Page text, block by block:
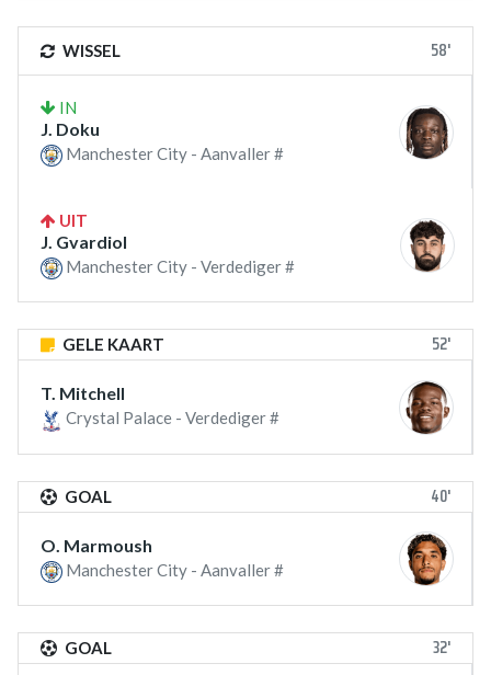
WISSEL 58'
IN
J. Doku
Manchester City - Aanvaller #
UIT
J. Gvardiol
Manchester City - Verdediger #
GELE KAART 52'
T. Mitchell
Crystal Palace - Verdediger #
GOAL 40'
O. Marmoush
Manchester City - Aanvaller #
GOAL 32'